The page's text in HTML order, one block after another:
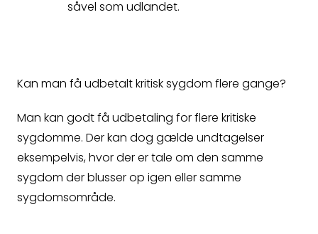
Spørgsmål
Erstatningsopgørelse
såvel som udlandet.
Kan man få udbetalt kritisk sygdom flere gange?
Man kan godt få udbetaling for flere kritiske
sygdomme. Der kan dog gælde undtagelser
eksempelvis, hvor der er tale om den samme
sygdom der blusser op igen eller samme
sygdomsområde.